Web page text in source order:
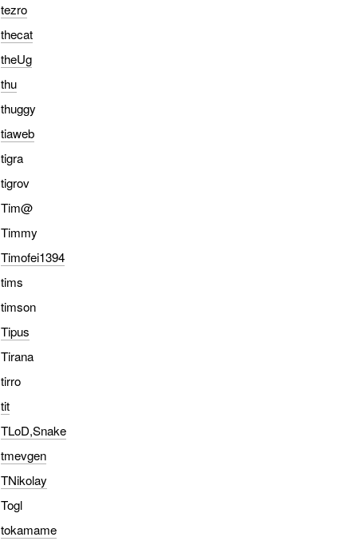
tezro
thecat
theUg
thu
thuggy
tiaweb
tigra
tigrov
Tim@
Timmy
Timofei1394
tims
timson
Tipus
Tirana
tirro
tit
TLoD,Snake
tmevgen
TNikolay
Togl
tokamame